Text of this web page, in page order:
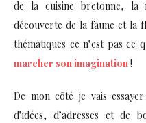
de la cuisine bretonne, la
découverte de la faune et la
thématiques ce n’est pas ce
marcher son imagination!
De mon côté je vais
d’idées, d’adresses et de